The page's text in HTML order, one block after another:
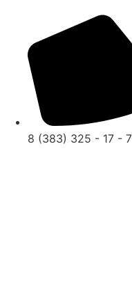
8 (383) 325 - 17 -